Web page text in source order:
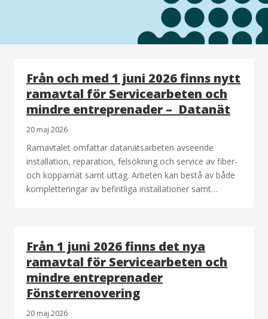
Från och med 1 juni 2026 finns nytt
ramavtal för Servicearbeten och
mindre entreprenader – Datanät
20 maj 2026
Ramavtalet omfattar datanätsarbeten avseende
installation, reparation, felsökning och service av fiber-
och kopparnät samt uttag. Arbeten kan bestå av både
kompletteringar av befintliga installationer samt…
Från 1 juni 2026 finns det nya
ramavtal för Servicearbeten och
mindre entreprenader
Fönsterrenovering
20 maj 2026